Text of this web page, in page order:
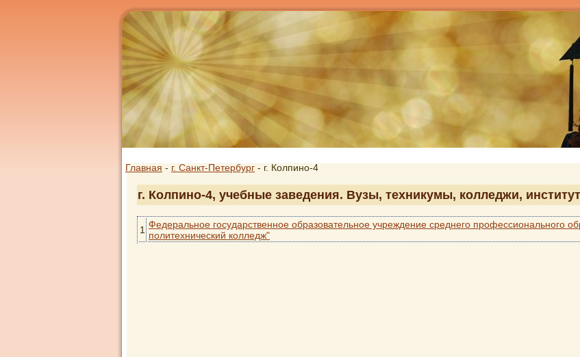
Главная - г. Санкт-Петербург - г. Колпино-4
г. Колпино-4, учебные заведения. Вузы, техникумы, колледжи,
1 Федеральное государственное образовательное учреждение среднего профессионального
политехнический колледж"